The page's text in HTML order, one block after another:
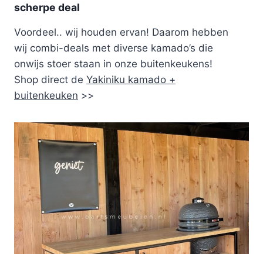
scherpe deal
Voordeel.. wij houden ervan! Daarom hebben
wij combi-deals met diverse kamado’s die
onwijs stoer staan in onze buitenkeukens!
Shop direct de Yakiniku kamado +
buitenkeuken >>